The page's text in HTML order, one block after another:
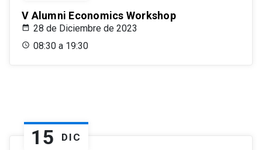
V Alumni Economics Workshop
28 de Diciembre de 2023
08:30 a 19:30
15 DIC